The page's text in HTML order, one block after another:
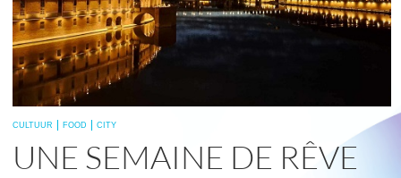
CULTUUR FOOD CITY
UNE SEMAINE DE RÊVE